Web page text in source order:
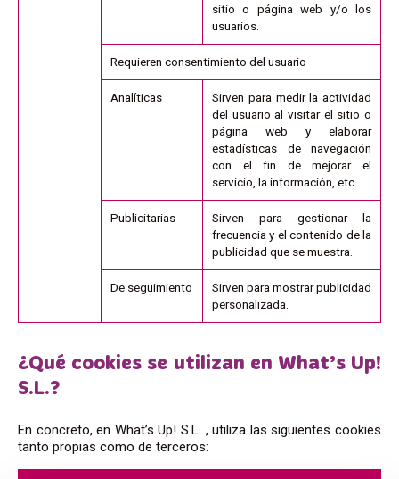
sitio o página web y/o los
usuarios.
Requieren consentimiento del usuario
Analíticas
Sirven para medir la actividad
del usuario al visitar el sitio o
página web y elaborar
estadísticas de navegación
con el fin de mejorar el
servicio, la información, etc.
Publicitarias
Sirven para gestionar la
frecuencia y el contenido de la
publicidad que se muestra.
De seguimiento
Sirven para mostrar publicidad
personalizada.
¿Qué cookies se utilizan en What’s Up!
S.L.?
En concreto, en What’s Up! S.L. , utiliza las siguientes cookies
tanto propias como de terceros: